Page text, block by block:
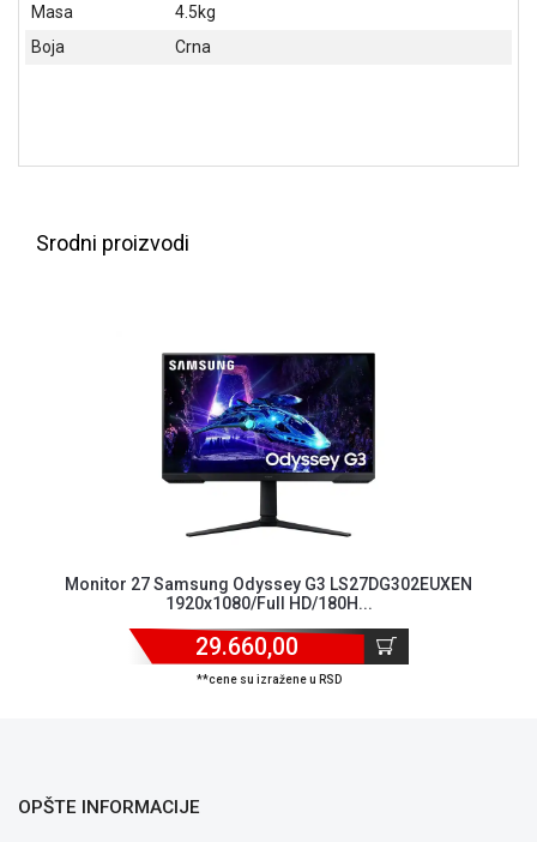
PRIBOR
Masa
4.5kg
Boja
Crna
Srodni proizvodi
Monitor 27 Samsung Odyssey G3 LS27DG302EUXEN
1920x1080/Full HD/180H...
29.660,00
**cene su izražene u RSD
OPŠTE INFORMACIJE